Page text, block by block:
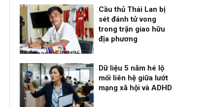
Thể thao
05/08/26, 08:39
Cầu thủ Thái Lan bị
sét đánh tử vong
trong trận giao hữu
địa phương
Dữ liệu 5 năm hé lộ
mối liên hệ giữa lướt
mạng xã hội và ADHD